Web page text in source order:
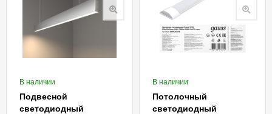
В наличии
Подвесной
светодиодный
В наличии
Потолочный
светодиодный